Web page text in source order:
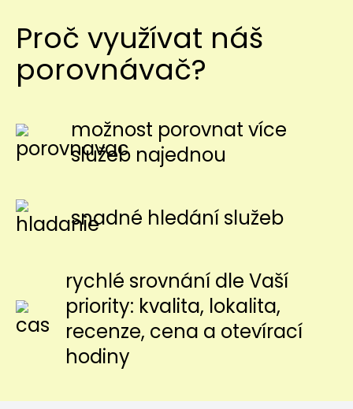
Proč využívat náš
porovnávač?
možnost porovnat více
služeb najednou
snadné hledání služeb
rychlé srovnání dle Vaší
priority: kvalita, lokalita,
recenze, cena a otevírací
hodiny